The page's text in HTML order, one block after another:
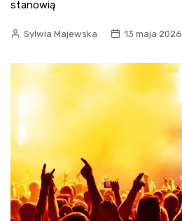
stanowią
Sylwia Majewska 13 maja 2026